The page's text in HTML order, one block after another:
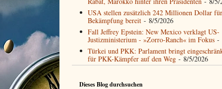
USA stellen zusätzlich 242 Millionen Dollar
Bekämpfung bereit - 8/5/2026
Fall Jeffrey Epstein: New Mexico verklagt US-
Justizministerium - »Zorro-Ranch« im Fokus -
Türkei und PKK: Parlament bringt
für PKK-Kämpfer auf den Weg - 8/5/2026
Dieses Blog durchsuchen